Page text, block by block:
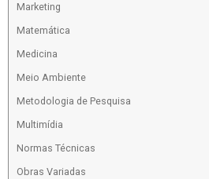
Marketing
Matemática
Medicina
Meio Ambiente
Metodologia de Pesquisa
Multimídia
Normas Técnicas
Obras Variadas